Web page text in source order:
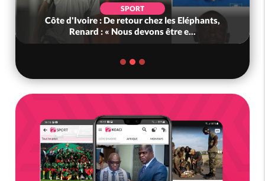
SPORT
Côte d'Ivoire : De retour chez les Eléphants,
Renard : « Nous devons être e...